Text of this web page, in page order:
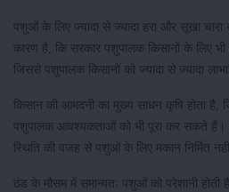
पशुओं के लिए ज्यादा से ज्यादा हरा और सूखा चारा
कारण है, कि सरकार पशुपालक किसानों के लिए भी
जिससे पशुपालक किसानों को ज्यादा से ज्यादा
किसान की आमदनी का मुख्य साधन कृषि होता है,
पशुपालक आवश्यकताओं को भी पूरा कर सकते हैं।
स्थिति की वजह से पशुओं के लिए मकान निर्मित
ठंड के मौसम में समान्यतः पशुओं को परेशानी